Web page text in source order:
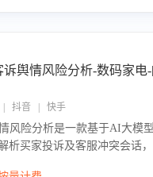
诉舆情风险分析-数码家电
抖音 | 快手
风险分析是一款基于AI大模
析买家投诉及客服冲突会话